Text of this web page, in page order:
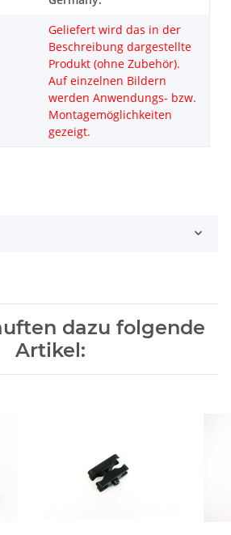
Geliefert wird das in der
Beschreibung dargestellte
Produkt (ohne Zubehör).
Auf einzelnen Bildern
werden Anwendungs- bzw.
Montagemöglichkeiten
gezeigt.
dazu folgende
Artikel: